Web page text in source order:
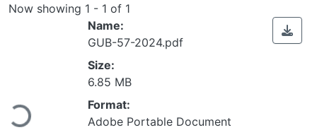
Now showing 1 - 1 of 1
Loading...
Name:
GUB-57-2024.pdf
Size:
6.85 MB
Format:
Adobe Portable Document